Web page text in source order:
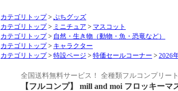
カテゴリトップ > ぷちグッズ
カテゴリトップ > ミニチュア > マスコット
カテゴリトップ > 自然・生き物（動物・魚・恐竜など）
カテゴリトップ > キャラクター
カテゴリトップ > 特設ページ > 特価セールコーナー > 2026
全国送料無料サービス！ 全種類フルコンプリー
【フルコンプ】 mill and moi フロッキー